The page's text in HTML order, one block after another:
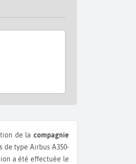
de lacompagnie
de type Airbus A350-
a été effectuée le